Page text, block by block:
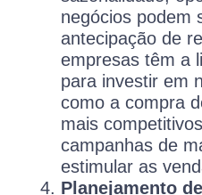
negócios podem
antecipação de
empresas têm a
para investir em
como a compra
mais
campanhas de
estimular as
Planejamento